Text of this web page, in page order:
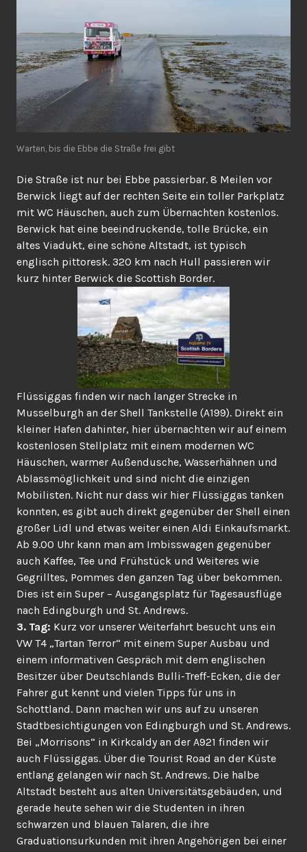
Warten, bis die Ebbe die Straße frei gibt
Die Straße ist nur bei Ebbe passierbar. 8 Meilen vor
Berwick liegt auf der rechten Seite ein toller Parkplatz
mit WC Häuschen, auch zum Übernachten kostenlos.
Berwick hat eine beeindruckende, tolle Brücke, ein
altes Viadukt, eine schöne Altstadt, ist typisch
englisch pittoresk. 320 km nach Hull passieren wir
kurz hinter Berwick die Scottish Border.
Flüssiggas finden wir nach langer Strecke in
Musselburgh an der Shell Tankstelle (A199). Direkt ein
kleiner Hafen dahinter, hier übernachten wir auf einem
kostenlosen Stellplatz mit einem modernen WC
Häuschen, warmer Außendusche, Wasserhähnen und
Ablassmöglichkeit und sind nicht die einzigen
Mobilisten. Nicht nur dass wir hier Flüssiggas tanken
konnten, es gibt auch direkt gegenüber der Shell einen
großer Lidl und etwas weiter einen Aldi Einkaufsmarkt.
Ab 9.00 Uhr kann man am Imbisswagen gegenüber
auch Kaffee, Tee und Frühstück und Weiteres wie
Gegrilltes, Pommes den ganzen Tag über bekommen.
Dies ist ein Super – Ausgangsplatz für Tagesausflüge
nach Edingburgh und St. Andrews.
3. Tag: Kurz vor unserer Weiterfahrt besucht uns ein
VW T4 „Tartan Terror“ mit einem Super Ausbau und
einem informativen Gespräch mit dem englischen
Besitzer über Deutschlands Bulli-Treff-Ecken, die der
Fahrer gut kennt und vielen Tipps für uns in
Schottland. Dann machen wir uns auf zu unseren
Stadtbesichtigungen von Edingburgh und St. Andrews.
Bei „Morrisons“ in Kirkcaldy an der A921 finden wir
auch Flüssiggas. Über die Tourist Road an der Küste
entlang gelangen wir nach St. Andrews. Die halbe
Altstadt besteht aus alten Universitätsgebäuden, und
gerade heute sehen wir die Studenten in ihren
schwarzen und blauen Talaren, die ihre
Graduationsurkunden mit ihren Angehörigen bei einer